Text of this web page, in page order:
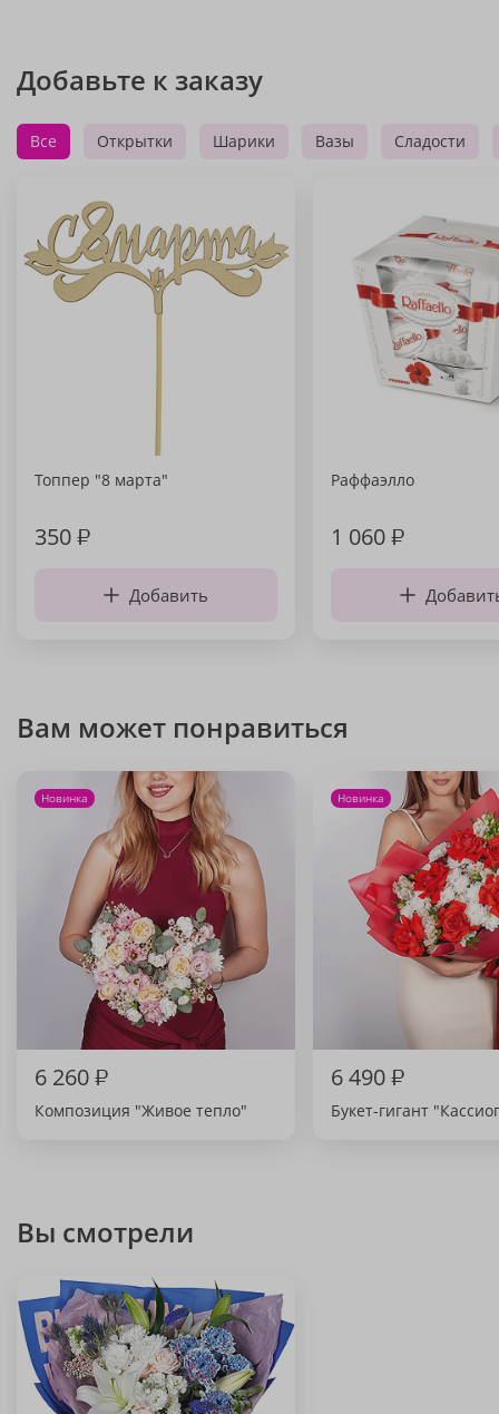
Добавьте к заказу
Все Открытки Шарики Вазы Сладости
Топпер "8 марта"
350₽
Добавить
Раффаэлло
1 060₽
Вам может понравиться
Новинка
6 260₽
Композиция "Живое тепло"
Новинка
6 490₽
Букет-гигант
Вы смотрели